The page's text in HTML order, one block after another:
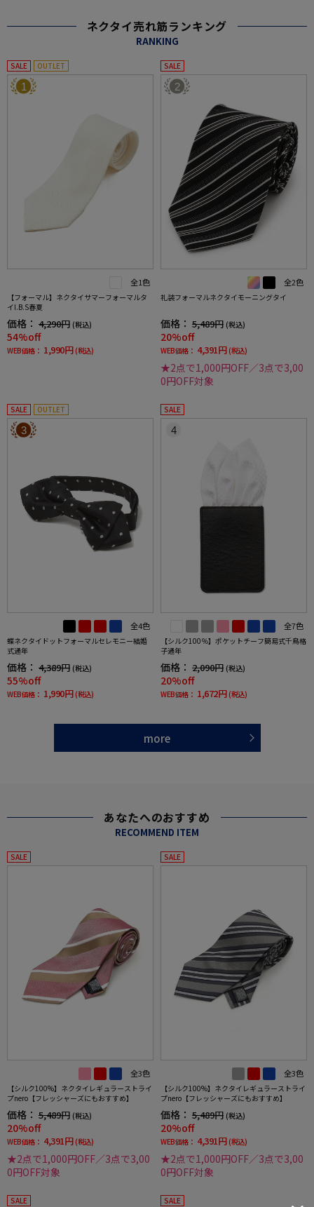
ネクタイ売れ筋ランキング
RANKING
SALE OUTLET
1
全1色
【フォーマル】ネクタイサマーフォーマルタ
イI.B.S春夏
価格： 4,290円 (税込)
54%off
WEB価格： 1,990円 (税込)
SALE
2
全2色
礼装フォーマルネクタイモーニングタイ
価格： 5,489円 (税込)
20%off
WEB価格： 4,391円 (税込)
★2点で1,000円OFF／3点で3,00
0円OFF対象
SALE OUTLET
3
全4色
蝶ネクタイドットフォーマルセレモニー結婚
式通年
価格： 4,389円 (税込)
55%off
WEB価格： 1,990円 (税込)
SALE
4
全7色
【シルク100％】ポケットチーフ簡易式千鳥格
子通年
価格： 2,090円 (税込)
20%off
WEB価格： 1,672円 (税込)
more
あなたへのおすすめ
RECOMMEND ITEM
SALE
全3色
【シルク100%】ネクタイレギュラーストライ
プnero【フレッシャーズにもおすすめ】
価格： 5,489円 (税込)
20%off
WEB価格： 4,391円 (税込)
★2点で1,000円OFF／3点で3,00
0円OFF対象
SALE
全3色
【シルク100%】ネクタイレギュラーストライ
プnero【フレッシャーズにもおすすめ】
価格： 5,489円 (税込)
20%off
WEB価格： 4,391円 (税込)
★2点で1,000円OFF／3点で3,00
0円OFF対象
SALE SALE